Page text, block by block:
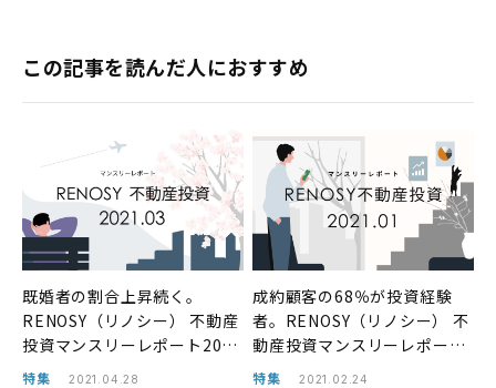
この記事を読んだ人におすすめ
既婚者の割合上昇続く。
RENOSY（リノシー） 不動産
投資マンスリーレポート2021
年3月
特集 2021.04.28
成約顧客の68％が投資経験
者。RENOSY（リノシー） 不
動産投資マンスリーレポート
2021年1月
特集 2021.02.24